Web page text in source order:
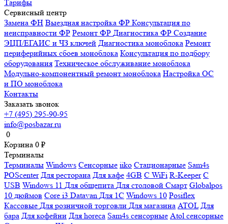
Тарифы
Сервисный центр
Замена ФН Выездная настройка ФР Консультация по
неисправности ФР Ремонт ФР Диагностика ФР Создание
ЭЦП/ЕГАИС и ЧЗ ключей Диагностика моноблока Ремонт
периферийных сбоев моноблока Консультация по подбору
оборудования Техническое обслуживание моноблока
Модульно-компонентный ремонт моноблока Настройка ОС
и ПО моноблока
Контакты
Заказать звонок
+7 (495) 295-90-95
info@posbazar.ru
0
Корзина 0 ₽
Терминалы
Терминалы Windows Сенсорные iiko Стационарные Sam4s
POScenter Для ресторана Для кафе 4GB С WiFi R-Keeper С
USB Windows 11 Для общепита Для столовой Смарт Globalpos
10 дюймов Core i3 Datavan Для 1С Windows 10 Posiflex
Кассовые Для розничной торговли Для магазина ATOL Для
бара Для кофейни Для horeca Sam4s сенсорные Atol сенсорные